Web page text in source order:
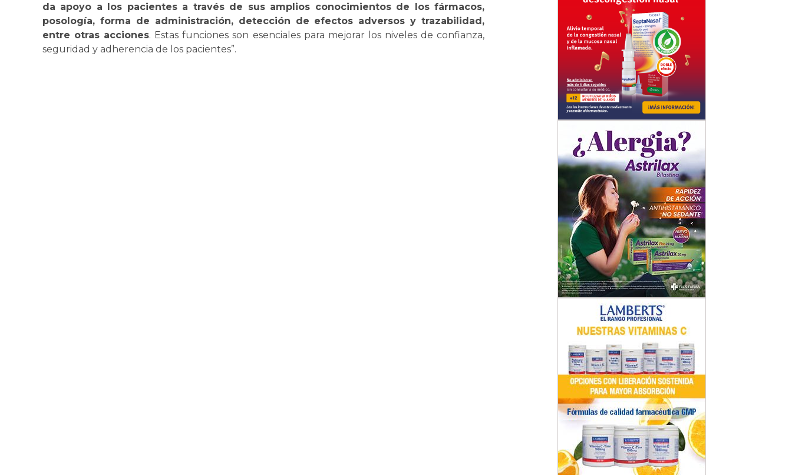
da apoyo a los pacientes a través de sus amplios conocimientos de los fármacos,
posología, forma de administración, detección de efectos adversos y trazabilidad,
entre otras acciones. Estas funciones son esenciales para mejorar los niveles de confianza,
seguridad y adherencia de los pacientes”.